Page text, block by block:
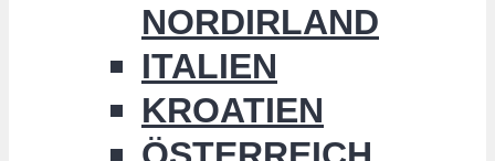
NORDIRLAND
ITALIEN
KROATIEN